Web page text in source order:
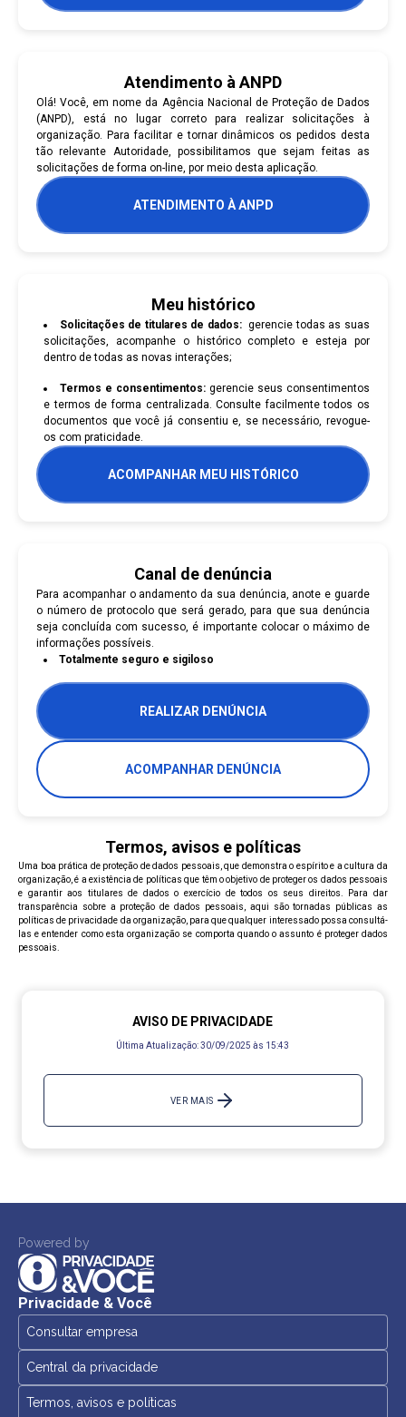
Atendimento à ANPD
Olá! Você, em nome da Agência Nacional de Proteção de Dados
(ANPD), está no lugar correto para realizar solicitações à
organização. Para facilitar e tornar dinâmicos os pedidos desta
tão relevante Autoridade, possibilitamos que sejam feitas as
solicitações de forma on-line, por meio desta aplicação.
ATENDIMENTO À ANPD
Meu histórico
Solicitações de titulares de dados: gerencie todas as suas
solicitações, acompanhe o histórico completo e esteja por
dentro de todas as novas interações;
Termos e consentimentos: gerencie seus consentimentos
e termos de forma centralizada. Consulte facilmente todos os
documentos que você já consentiu e, se necessário, revogue-
os com praticidade.
ACOMPANHAR MEU HISTÓRICO
Canal de denúncia
Para acompanhar o andamento da sua denúncia, anote e guarde
o número de protocolo que será gerado, para que sua denúncia
seja concluída com sucesso, é importante colocar o máximo de
informações possíveis.
Totalmente seguro e sigiloso
REALIZAR DENÚNCIA
ACOMPANHAR DENÚNCIA
Termos, avisos e políticas
Uma boa prática de proteção de dados pessoais, que demonstra o espírito e a cultura da
organização, é a existência de políticas que têm o objetivo de proteger os dados pessoais
e garantir aos titulares de dados o exercício de todos os seus direitos. Para dar
transparência sobre a proteção de dados pessoais, aqui são tornadas públicas as
políticas de privacidade da organização, para que qualquer interessado possa consultá-
las e entender como esta organização se comporta quando o assunto é proteger dados
pessoais.
AVISO DE PRIVACIDADE
Última Atualização: 30/09/2025 às 15:43
VER MAIS
Powered by
Privacidade & Você
Consultar empresa
Central da privacidade
Termos, avisos e políticas